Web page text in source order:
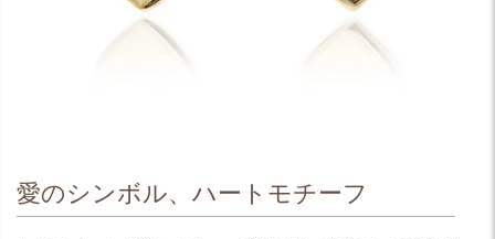
愛のシンボル、ハートモチーフ